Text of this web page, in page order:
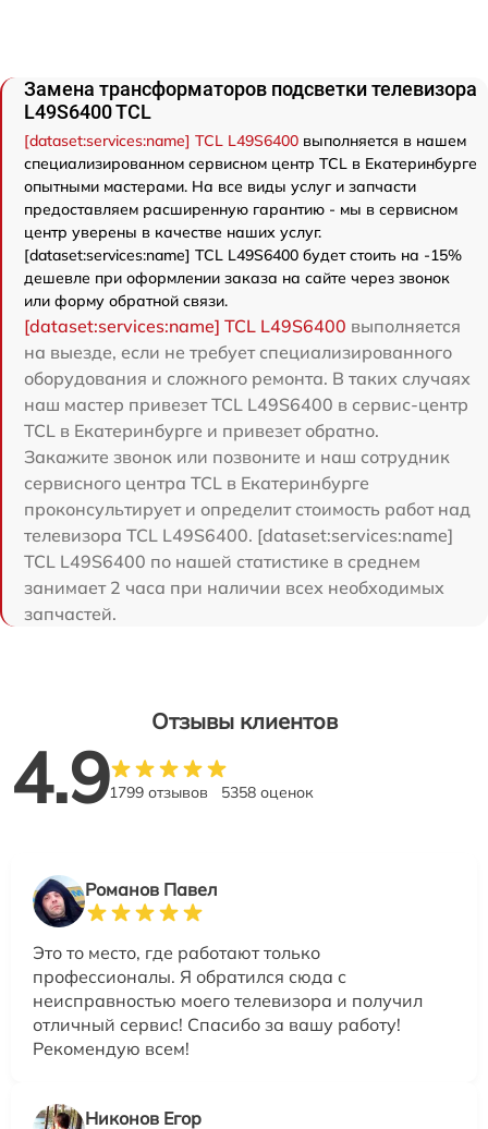
Замена трансформаторов подсветки телевизора
L49S6400 TCL
[dataset:services:name] TCL L49S6400 выполняется в нашем
специализированном сервисном центр TCL в Екатеринбурге
опытными мастерами. На все виды услуг и запчасти
предоставляем расширенную гарантию - мы в сервисном
центр уверены в качестве наших услуг.
[dataset:services:name] TCL L49S6400 будет стоить на -15%
дешевле при оформлении заказа на сайте через звонок
или форму обратной связи.
[dataset:services:name] TCL L49S6400 выполняется
на выезде, если не требует специализированного
оборудования и сложного ремонта. В таких случаях
наш мастер привезет TCL L49S6400 в сервис-центр
TCL в Екатеринбурге и привезет обратно.
Закажите звонок или позвоните и наш сотрудник
сервисного центра TCL в Екатеринбурге
проконсультирует и определит стоимость работ над
телевизора TCL L49S6400. [dataset:services:name]
TCL L49S6400 по нашей статистике в среднем
занимает 2 часа при наличии всех необходимых
запчастей.
Отзывы клиентов
4.91799 отзывов 5358 оценок
Романов Павел
Это то место, где работают только
профессионалы. Я обратился сюда с
неисправностью моего телевизора и получил
отличный сервис! Спасибо за вашу работу!
Рекомендую всем!
Никонов Егор